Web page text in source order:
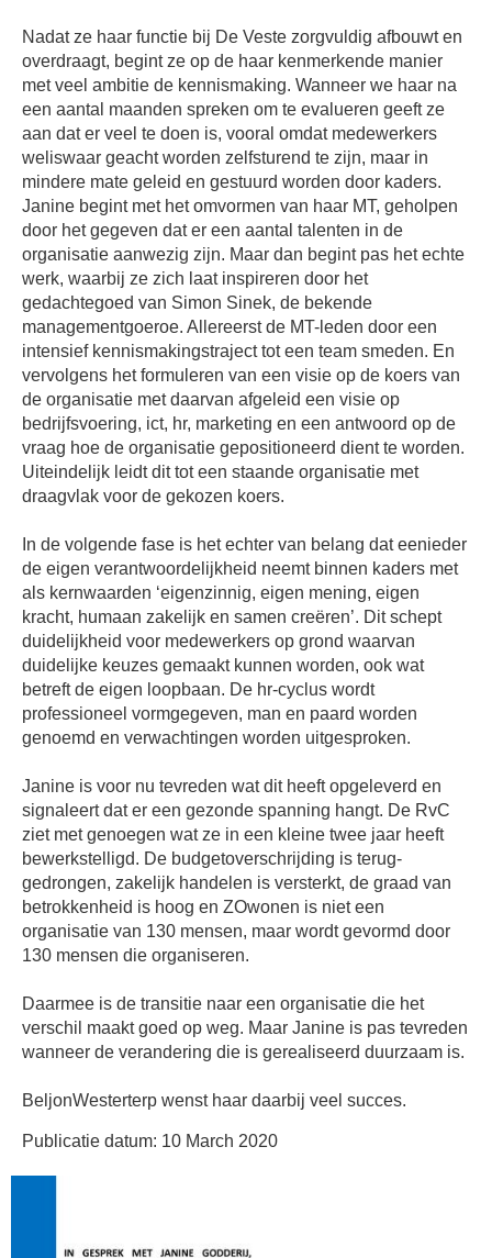
Nadat ze haar functie bij De Veste zorgvuldig afbouwt en
overdraagt, begint ze op de haar kenmerkende manier
met veel ambitie de kennismaking. Wanneer we haar na
een aantal maanden spreken om te evalueren geeft ze
aan dat er veel te doen is, vooral omdat medewerkers
weliswaar geacht worden zelfsturend te zijn, maar in
mindere mate geleid en gestuurd worden door kaders.
Janine begint met het omvormen van haar MT, geholpen
door het gegeven dat er een aantal talenten in de
organisatie aanwezig zijn. Maar dan begint pas het echte
werk, waarbij ze zich laat inspireren door het
gedachtegoed van Simon Sinek, de bekende
managementgoeroe. Allereerst de MT-leden door een
intensief kennismakingstraject tot een team smeden. En
vervolgens het formuleren van een visie op de koers van
de organisatie met daarvan afgeleid een visie op
bedrijfsvoering, ict, hr, marketing en een antwoord op de
vraag hoe de organisatie gepositioneerd dient te worden.
Uiteindelijk leidt dit tot een staande organisatie met
draagvlak voor de gekozen koers.
In de volgende fase is het echter van belang dat eenieder
de eigen verantwoordelijkheid neemt binnen kaders met
als kernwaarden ‘eigenzinnig, eigen mening, eigen
kracht, humaan zakelijk en samen creëren’. Dit schept
duidelijkheid voor medewerkers op grond waarvan
duidelijke keuzes gemaakt kunnen worden, ook wat
betreft de eigen loopbaan. De hr-cyclus wordt
professioneel vormgegeven, man en paard worden
genoemd en verwachtingen worden uitgesproken.
Janine is voor nu tevreden wat dit heeft opgeleverd en
signaleert dat er een gezonde spanning hangt. De RvC
ziet met genoegen wat ze in een kleine twee jaar heeft
bewerkstelligd. De budgetoverschrijding is terug-
gedrongen, zakelijk handelen is versterkt, de graad van
betrokkenheid is hoog en ZOwonen is niet een
organisatie van 130 mensen, maar wordt gevormd door
130 mensen die organiseren.
Daarmee is de transitie naar een organisatie die het
verschil maakt goed op weg. Maar Janine is pas tevreden
wanneer de verandering die is gerealiseerd duurzaam is.
BeljonWesterterp wenst haar daarbij veel succes.
Publicatie datum: 10 March 2020